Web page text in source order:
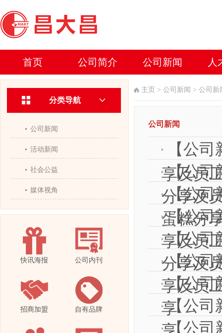
首页 公司简介 公司新闻 人
分类导航
公司新闻
活动新闻
社会公益
媒体视角
快讯海报 公司内刊
招商加盟 自有品牌
主页 > 公司新闻 > 公司新
公司新闻
【公
享及员
【公司
分享及
【公司
蛋糕分
【公司
享及员
【公司
分享及
【公司
享及员
【公司
享
【公司
【公司